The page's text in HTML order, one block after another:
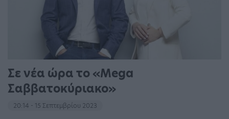
Σε νέα ώρα το «Mega
Σαββατοκύριακο»
20:14 - 15 Σεπτεμβρίου 2023